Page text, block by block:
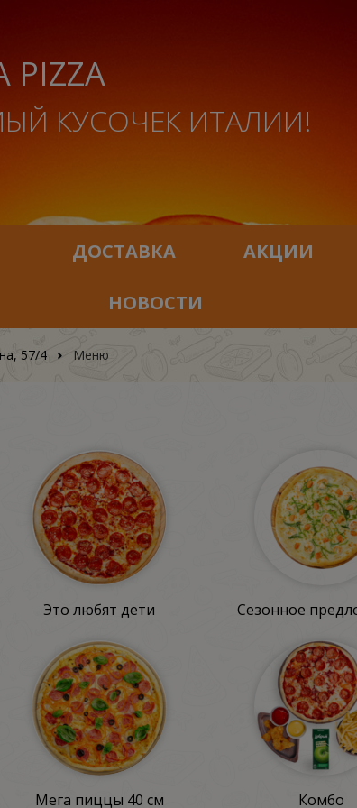
PIZZA
КУСОЧЕК ИТАЛИИ!
ДОСТАВКА АКЦИИ
НОВОСТИ
57/4 Меню
Это любят дети Сезонное
Мега пиццы 40 см Комбо